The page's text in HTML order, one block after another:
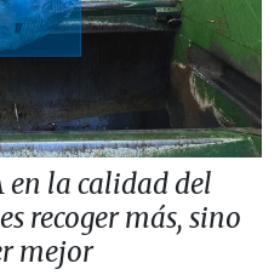
en la calidad del
recoger más, sino
mejor